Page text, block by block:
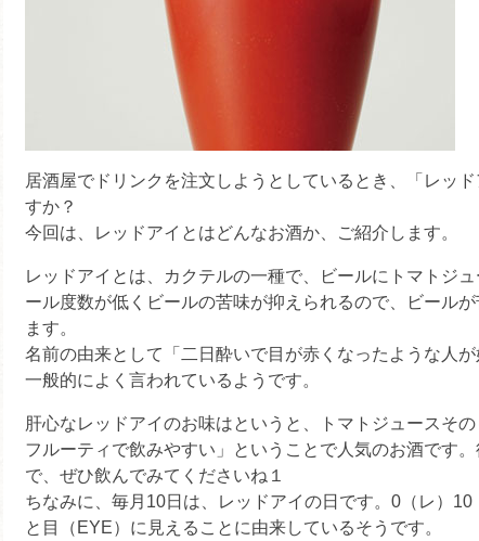
居酒屋でドリンクを注文しようとしているとき、「レッ
すか？
今回は、レッドアイとはどんなお酒か、ご紹介します。
レッドアイとは、カクテルの一種で、ビールにトマトジ
ール度数が低くビールの苦味が抑えられるので、ビール
ます。
名前の由来として「二日酔いで目が赤くなったような人
一般的によく言われているようです。
肝心なレッドアイのお味はというと、トマトジュースそ
フルーティで飲みやすい」ということで人気のお酒です
で、ぜひ飲んでみてくださいね１
ちなみに、毎月10日は、レッドアイの日です。0（レ）
と目（EYE）に見えることに由来しているそうです。